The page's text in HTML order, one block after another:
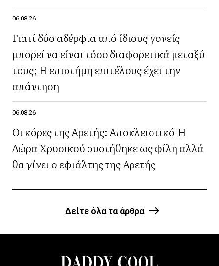
06.08.26
Γιατί δύο αδέρφια από ίδιους γονείς
μπορεί να είναι τόσο διαφορετικά μεταξύ
τους; Η επιστήμη επιτέλους έχει την
απάντηση
06.08.26
Οι κόρες της Αρετής: Αποκλειστικό-Η
Δώρα Χρυσικού συστήθηκε ως φίλη αλλά
θα γίνει ο εφιάλτης της Αρετής
Δείτε όλα τα άρθρα